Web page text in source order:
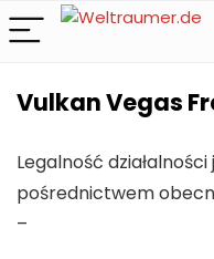
Vulkan Vegas
Legalność
pośrednictwem
–